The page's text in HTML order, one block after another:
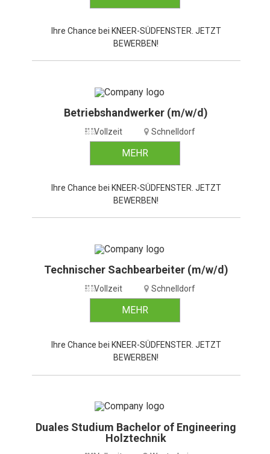
Ihre Chance bei KNEER-SÜDFENSTER. JETZT
BEWERBEN!
Betriebshandwerker (m/w/d)
Vollzeit Schnelldorf
MEHR
Ihre Chance bei KNEER-SÜDFENSTER. JETZT
BEWERBEN!
Technischer Sachbearbeiter (m/w/d)
Vollzeit Schnelldorf
MEHR
Ihre Chance bei KNEER-SÜDFENSTER. JETZT
BEWERBEN!
Duales Studium Bachelor of Engineering
Holztechnik